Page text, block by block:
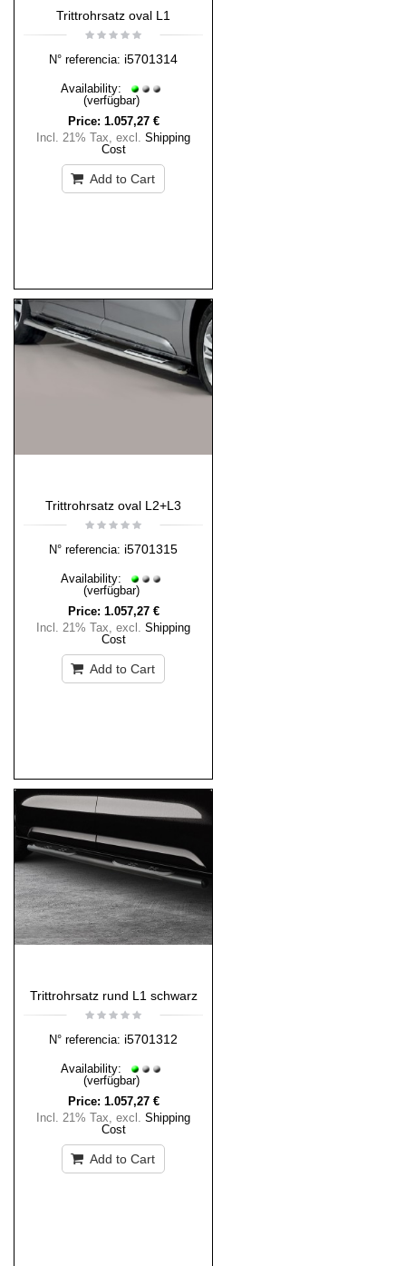
Trittrohrsatz oval L1
N° referencia: i5701314
Availability:
(verfügbar)
Price: 1.057,27 €
Incl. 21% Tax, excl. Shipping
Cost
Add to Cart
Trittrohrsatz oval L2+L3
N° referencia: i5701315
Availability:
(verfügbar)
Price: 1.057,27 €
Incl. 21% Tax, excl. Shipping
Cost
Add to Cart
Trittrohrsatz rund L1 schwarz
N° referencia: i5701312
Availability:
(verfügbar)
Price: 1.057,27 €
Incl. 21% Tax, excl. Shipping
Cost
Add to Cart